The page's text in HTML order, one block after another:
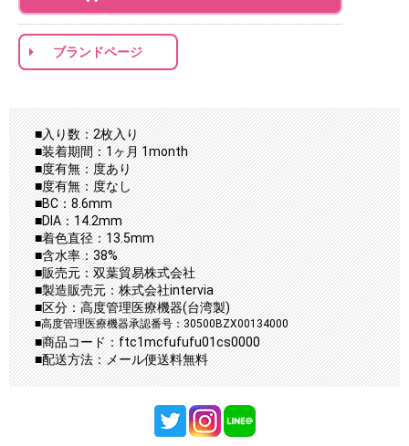
ブランドページ
■入り数：2枚入り
■装着期間：1ヶ月 1month
■度有無：度あり
■度有無：度なし
■BC：8.6mm
■DIA：14.2mm
■着色直径：13.5mm
■含水率：38%
■販売元：双葉貿易株式会社
■製造販売元：株式会社intervia
■区分：高度管理医療機器(台湾製)
■高度管理医療機器承認番号：30500BZX00134000
■商品コード：ftc1mcfufufu01cs0000
■配送方法：メール便送料無料